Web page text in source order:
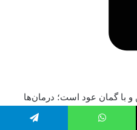
با گمان عود است؛ درمان‌ها
است و نیاز به مراقبت‌های